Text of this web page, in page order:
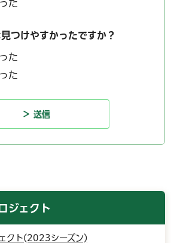
た
つけやすかったですか？
た
た
ジェクト
クト(2023シーズン)